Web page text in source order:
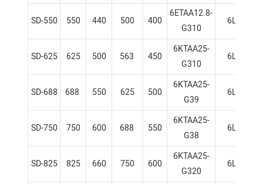
SD-550 550 440 500 400
6ETAA12.8-
G310
6L
SD-625 625 500 563 450
6KTAA25-
G310
6L
SD-688 688 550 625 500
6KTAA25-
G39
6L
SD-750 750 600 688 550
6KTAA25-
G38
6L
SD-825 825 660 750 600
6KTAA25-
G320
6L